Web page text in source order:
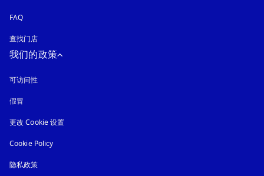
FAQ
查找门店
我们的政策
可访问性
假冒
更改 Cookie 设置
Cookie Policy
隐私政策